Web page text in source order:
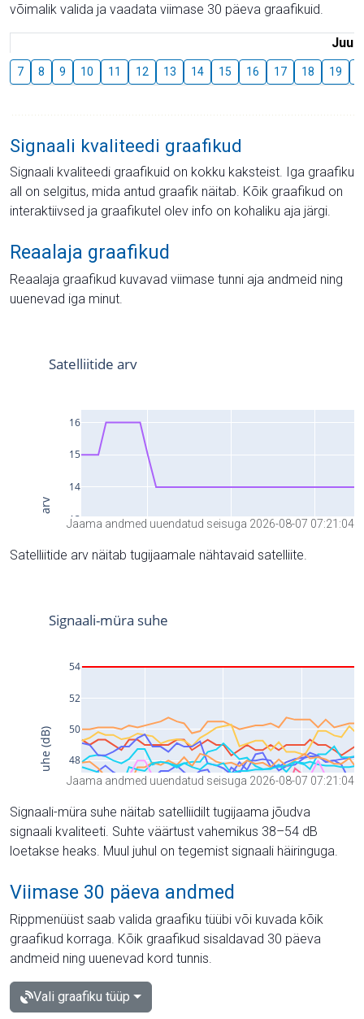
võimalik valida ja vaadata viimase 30 päeva graafikuid.
Juuli
7 8 9 10 11 12 13 14 15 16 17 18 19
Signaali kvaliteedi graafikud
Signaali kvaliteedi graafikuid on kokku kaksteist. Iga graafiku
all on selgitus, mida antud graafik näitab. Kõik graafikud on
interaktiivsed ja graafikutel olev info on kohaliku aja järgi.
Reaalaja graafikud
Reaalaja graafikud kuvavad viimase tunni aja andmeid ning
uuenevad iga minut.
Jaama andmed uuendatud seisuga 2026-08-07 07:21:04
Satelliitide arv näitab tugijaamale nähtavaid satelliite.
Jaama andmed uuendatud seisuga 2026-08-07 07:21:04
Signaali-müra suhe näitab satelliidilt tugijaama jõudva
signaali kvaliteeti. Suhte väärtust vahemikus 38–54 dB
loetakse heaks. Muul juhul on tegemist signaali häiringuga.
Viimase 30 päeva andmed
Rippmenüüst saab valida graafiku tüübi või kuvada kõik
graafikud korraga. Kõik graafikud sisaldavad 30 päeva
andmeid ning uuenevad kord tunnis.
Vali graafiku tüüp